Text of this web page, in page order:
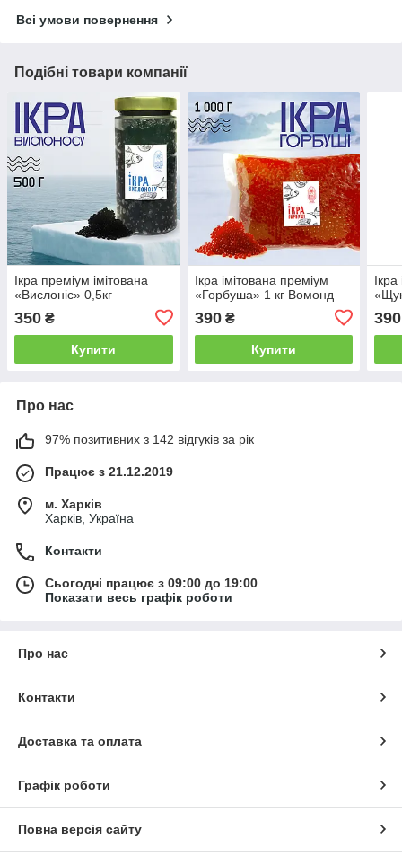
Всі умови повернення
Подібні товари компанії
Ікра преміум імітована
«Вислоніс» 0,5кг
350 ₴
Купити
Ікра імітована преміум
«Горбуша» 1 кг Вомонд
390₴
Купити
390
Про нас
97% позитивних з 142 відгуків за рік
Працює з 21.12.2019
м. Харків
Харків, Україна
Контакти
Сьогодні працює з 09:00 до 19:00
Показати весь графік роботи
Про нас
Контакти
Доставка та оплата
Графік роботи
Повна версія сайту